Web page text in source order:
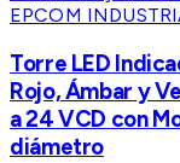
EPCOM
Torre LED
Rojo, Ámbar y
a 24 VCD con
diámetro